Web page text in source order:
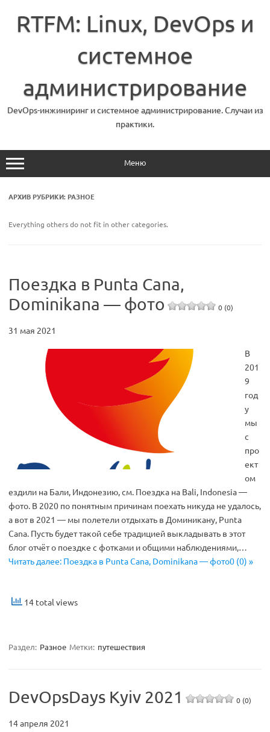
содержимому
RTFM: Linux, DevOps и
системное
администрирование
DevOps-инжиниринг и системное администрирование. Случаи из
практики.
Меню
АРХИВ РУБРИКИ: РАЗНОЕ
Everything others do not fit in other categories.
Поездка в Punta Cana,
Dominikana — фото
0 (0)
31 мая 2021
В
201
9
год
у
мы
с
про
ект
ом
ездили на Бали, Индонезию, см. Поездка на Bali, Indonesia —
фото. В 2020 по понятным причинам поехать никуда не удалось,
а вот в 2021 — мы полетели отдыхать в Доминикану, Punta
Cana. Пусть будет такой себе традицией выкладывать в этот
блог отчёт о поездке с фотками и общими наблюдениями,…
Читать далее: Поездка в Punta Cana, Dominikana — фото0 (0) »
14 total views
Раздел: Разное Метки: путешествия
DevOpsDays Kyiv 2021 0 (0)
14 апреля 2021